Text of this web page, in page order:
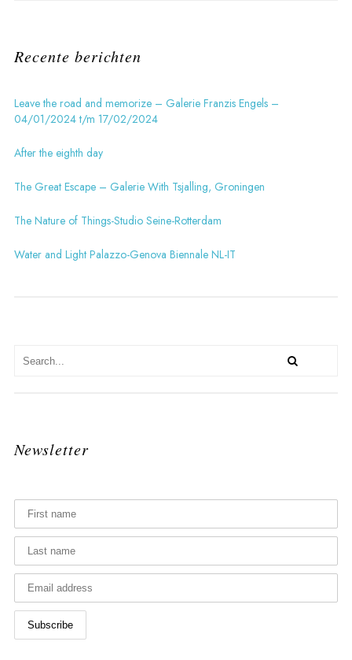
Recente berichten
Leave the road and memorize – Galerie Franzis Engels –
04/01/2024 t/m 17/02/2024
After the eighth day
The Great Escape – Galerie With Tsjalling, Groningen
The Nature of Things-Studio Seine-Rotterdam
Water and Light Palazzo-Genova Biennale NL-IT
Newsletter